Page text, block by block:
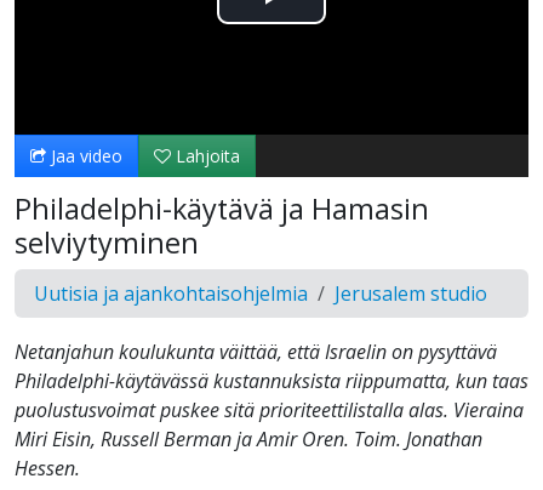
Toista
Jaa video Lahjoita
Philadelphi-käytävä ja Hamasin
selviytyminen
Uutisia ja ajankohtaisohjelmia Jerusalem studio
Netanjahun koulukunta väittää, että Israelin on pysyttävä
Philadelphi-käytävässä kustannuksista riippumatta, kun taas
puolustusvoimat puskee sitä prioriteettilistalla alas. Vieraina
Miri Eisin, Russell Berman ja Amir Oren. Toim. Jonathan
Hessen.